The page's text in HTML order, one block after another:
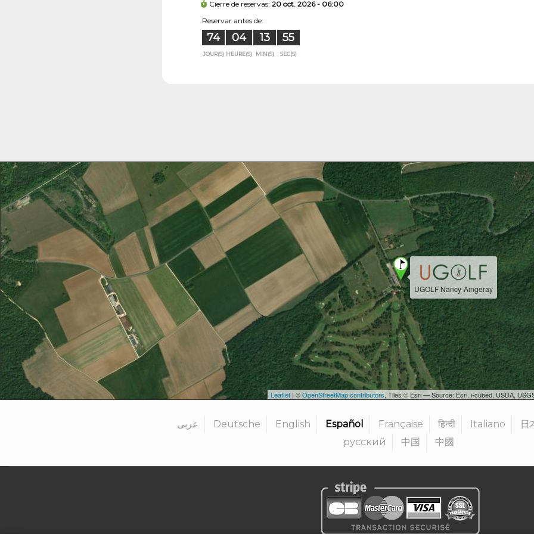
Cierre de reservas: 20 oct. 2026 - 06:00
Reservar antes de:
74 04 13 54
JOUR(S) HEURE(S) MIN(S) SEC(S)
UGOLF Nancy-Aingeray
Leaflet | ©OpenStreetMap contributors, Tiles © Esri — Source: Esri, i-cubed, USDA,
عربى Deutsche English Español Française हिन्दी Italiano
日
русский
中国 中國